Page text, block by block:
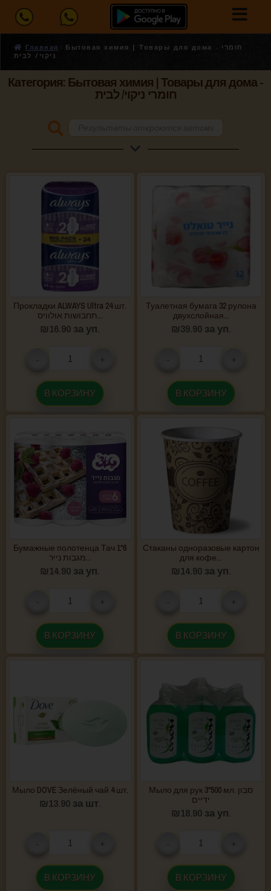
Главная
Бытовая химия | Товары для дома - חומרי
ניקוי/ לבית
Категория: Бытовая химия | Товары для дома -
חומרי ניקוי/ לבית
Прокладки ALWAYS Ultra 24 шт.
תחבושות אולוויס...
₪16.90 за уп.
В КОРЗИНУ
Туалетная бумага 32 рулона
двухслойная...
₪39.90 за уп.
В КОРЗИНУ
Бумажные полотенца Тач 1*6
מגבות נייר...
₪14.90 за уп.
В КОРЗИНУ
Стаканы одноразовые картон
для кофе...
₪14.90 за уп.
В КОРЗИНУ
Мыло DOVE Зелёный чай 4 шт.
₪13.90 за шт.
В КОРЗИНУ
Мыло для рук 3*500 мл. סבון
ידיים
₪18.90 за уп.
В КОРЗИНУ